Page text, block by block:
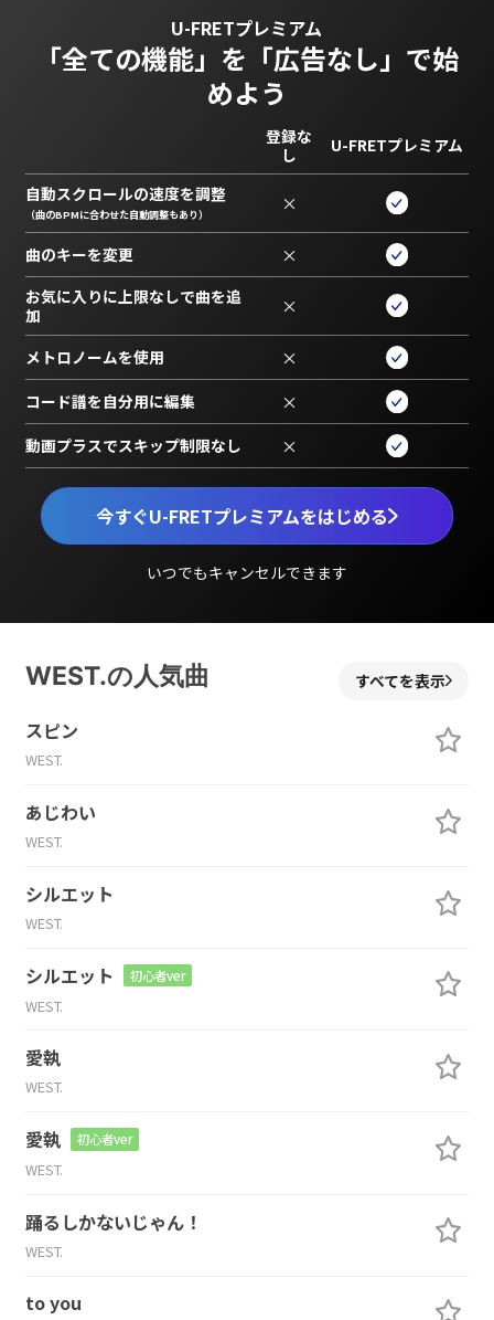
U-FRETプレミアム
「全ての機能」を 「広告なし」で始
めよう
今すぐU-FRETプレミアムをはじめる
いつでもキャンセルできます
登録な
し
U-FRETプレミアム
自動スクロールの速度を調整
（曲のBPMに合わせた自動調整もあり） ×
曲のキーを変更 ×
お気に入りに上限なしで曲を追
加
×
メトロノームを使用 ×
コード譜を自分用に編集 ×
動画プラスでスキップ制限なし ×
WEST.の人気曲 すべてを表示
スピン
WEST.
あじわい
WEST.
シルエット
WEST.
シルエット 初心者ver
WEST.
愛執
WEST.
愛執 初心者ver
WEST.
踊るしかないじゃん！
WEST.
to you